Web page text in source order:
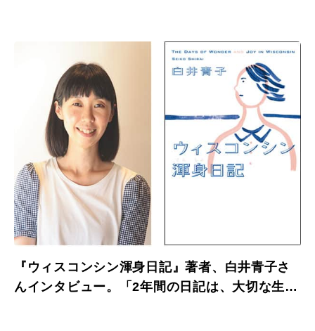
『ウィスコンシン渾身日記』著者、白井青子さ
んインタビュー。「2年間の日記は、大切な生き